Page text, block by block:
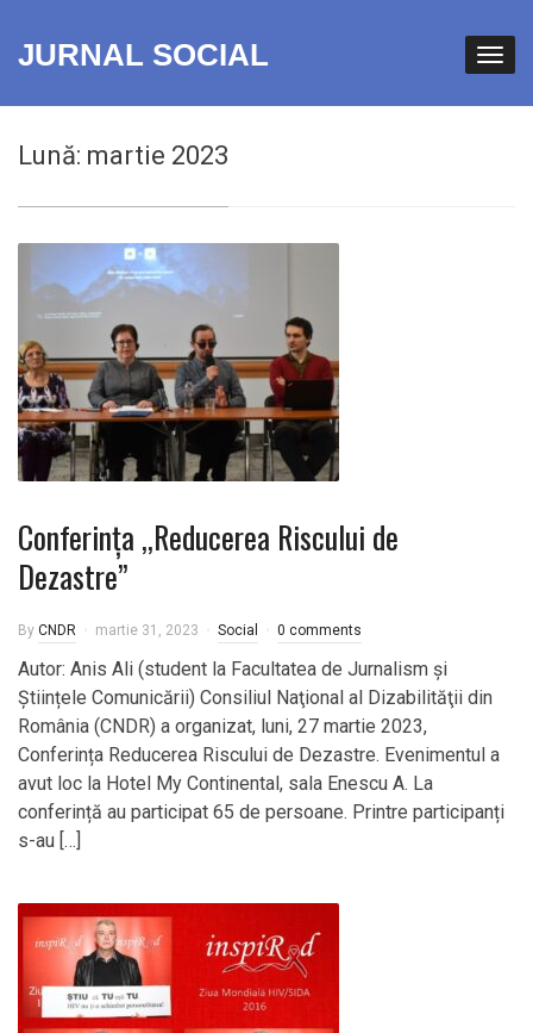
JURNAL SOCIAL
Lună: martie 2023
Conferința ,,Reducerea Riscului de
Dezastre”
By CNDR martie 31, 2023 Social 0 comments
Autor: Anis Ali (student la Facultatea de Jurnalism și
Științele Comunicării) Consiliul Naţional al Dizabilităţii din
România (CNDR) a organizat, luni, 27 martie 2023,
Conferința Reducerea Riscului de Dezastre. Evenimentul a
avut loc la Hotel My Continental, sala Enescu A. La
conferință au participat 65 de persoane. Printre participanți
s-au […]